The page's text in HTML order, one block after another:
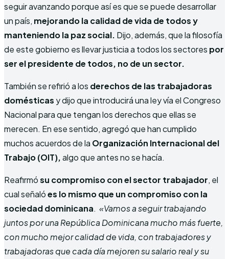
seguir avanzando porque así es que se puede desarrollar
un país, mejorando la calidad de vida de todos y
manteniendo la paz social. Dijo, además, que la filosofía
de este gobierno es llevar justicia a todos los sectores por
ser el presidente de todos, no de un sector.
También se refirió a los derechos de las trabajadoras
domésticas y dijo que introducirá una ley vía el Congreso
Nacional para que tengan los derechos que ellas se
merecen. En ese sentido, agregó que han cumplido
muchos acuerdos de la Organización Internacional del
Trabajo (OIT),algo que antes no se hacía.
Reafirmósu compromiso con el sector trabajador, el
cual señalóes lo mismo que un compromiso con la
sociedad dominicana. «Vamos a seguir trabajando
juntos por una República Dominicana mucho más fuerte,
con mucho mejor calidad de vida, con trabajadores y
trabajadoras que cada día mejoren su salario real y su